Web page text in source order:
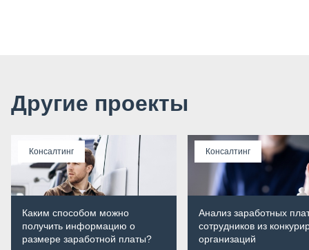
Другие проекты
Консалтинг
Каким способом можно
получить информацию о
размере заработной платы?
Консалтинг
Анализ заработных
сотрудников из
организаций